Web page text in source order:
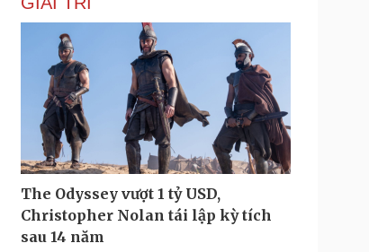
The Odyssey vượt 1 tỷ USD,
Christopher Nolan tái lập kỳ tích
sau 14 năm